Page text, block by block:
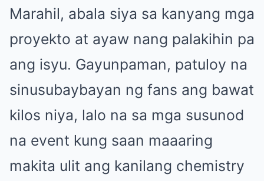
Marahil, abala siya sa kanyang mga
proyekto at ayaw nang palakihin pa
ang isyu. Gayunpaman, patuloy na
sinusubaybayan ng fans ang bawat
kilos niya, lalo na sa mga susunod
na event kung saan maaaring
makita ulit ang kanilang chemistry